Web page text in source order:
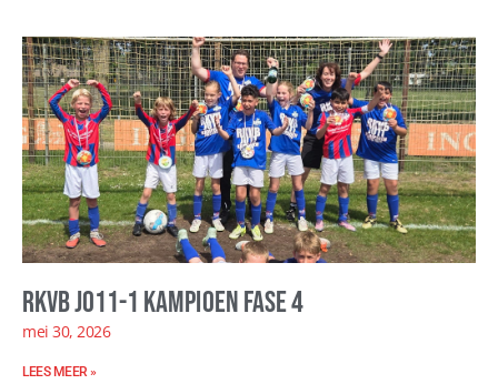
RKVB JO11-1 kampioen fase 4
mei 30, 2026
LEES MEER »